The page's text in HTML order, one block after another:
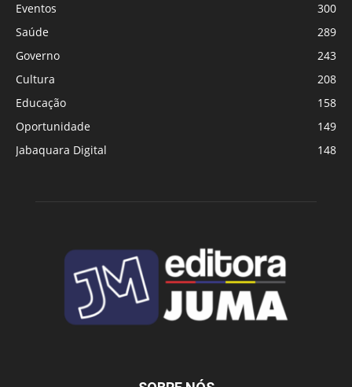
Eventos
300
Saúde
289
Governo
243
Cultura
208
Educação
158
Oportunidade
149
Jabaquara Digital
148